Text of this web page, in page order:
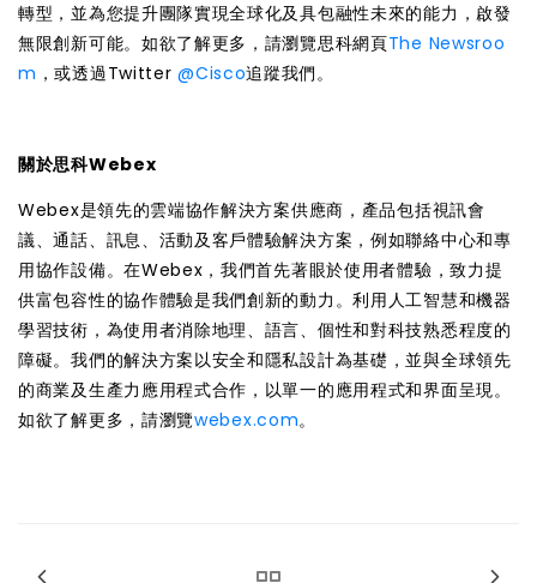
轉型，並為您提升團隊實現全球化及具包融性未來的能力，啟發
無限創新可能。如欲了解更多，請瀏覽思科網頁The Newsroo
m ，或透過Twitter@Cisco追蹤我們。
關於思科Webex
Webex是領先的雲端協作解決方案供應商，產品包括視訊會
議、通話、訊息、活動及客戶體驗解決方案，例如聯絡中心和專
用協作設備。在Webex，我們首先著眼於使用者體驗，致力提
供富包容性的協作體驗是我們創新的動力。利用人工智慧和機器
學習技術，為使用者消除地理、語言、個性和對科技熟悉程度的
障礙。我們的解決方案以安全和隱私設計為基礎，並與全球領先
的商業及生產力應用程式合作，以單一的應用程式和界面呈現。
如欲了解更多，請瀏覽webex.com。